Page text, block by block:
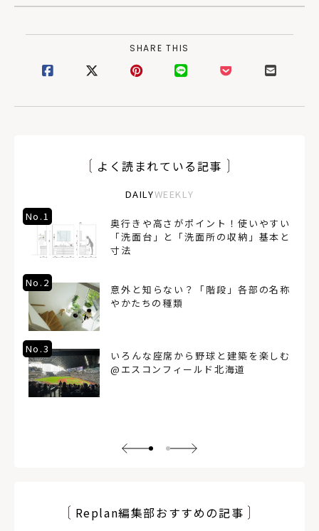
SHARE THIS
よく読まれている記事
DAILYWEEKLY
No.1
奥行きや高さがポイント！使いやすい
「洗面台」と「洗面所の収納」基本と
寸法
No.2
意外と知らない？「階段」各部の名称
やかたちの種類
No.3
いろんな座席から野球と建築を楽しむ
@エスコンフィールド北海道
Replan編集部おすすめの記事